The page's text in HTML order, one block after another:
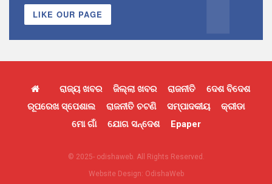
LIKE OUR PAGE
ରାଜ୍ୟ ଖବର ଜିଲ୍ଲା ଖବର ରାଜନୀତି
ଦେଶ ବିଦେଶ
ରୂପରେଖ ସ୍ପେଶାଲ
ରାଜନୀତି ଚଟଣି ସମ୍ପାଦକୀୟ
କ୍ରୀଡା
ମୋ ଗାଁ
ଯୋଗ ସନ୍ଦେଶ Epaper
© 2025- odishaweb. All Rights Reserved.
Website Design: OdishaWeb